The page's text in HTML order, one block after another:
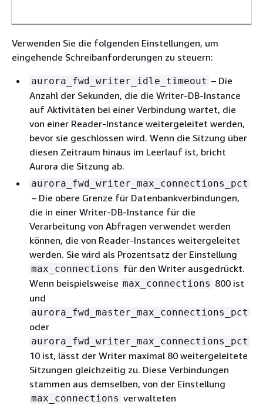
Verwenden Sie die folgenden Einstellungen, um
eingehende Schreibanforderungen zu steuern:
aurora_fwd_writer_idle_timeout – Die
Anzahl der Sekunden, die die Writer-DB-Instance
auf Aktivitäten bei einer Verbindung wartet, die
von einer Reader-Instance weitergeleitet werden,
bevor sie geschlossen wird. Wenn die Sitzung über
diesen Zeitraum hinaus im Leerlauf ist, bricht
Aurora die Sitzung ab.
aurora_fwd_writer_max_connections_pct
– Die obere Grenze für Datenbankverbindungen,
die in einer Writer-DB-Instance für die
Verarbeitung von Abfragen verwendet werden
können, die von Reader-Instances weitergeleitet
werden. Sie wird als Prozentsatz der Einstellung
max_connections für den Writer ausgedrückt.
Wenn beispielsweise max_connections 800 ist
und
aurora_fwd_master_max_connections_pct
oder
aurora_fwd_writer_max_connections_pct
10 ist, lässt der Writer maximal 80 weitergeleitete
Sitzungen gleichzeitig zu. Diese Verbindungen
stammen aus demselben, von der Einstellung
max_connections verwalteten